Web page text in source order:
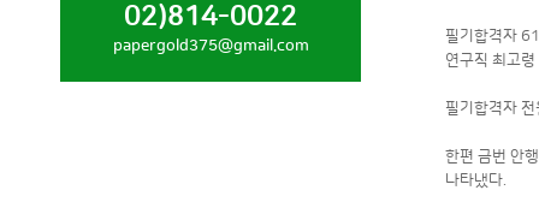
02)814-0022
papergold375@gmail.com
필기합격자
연구직 최고
필기합격자
한편 금번 안
나타냈다.